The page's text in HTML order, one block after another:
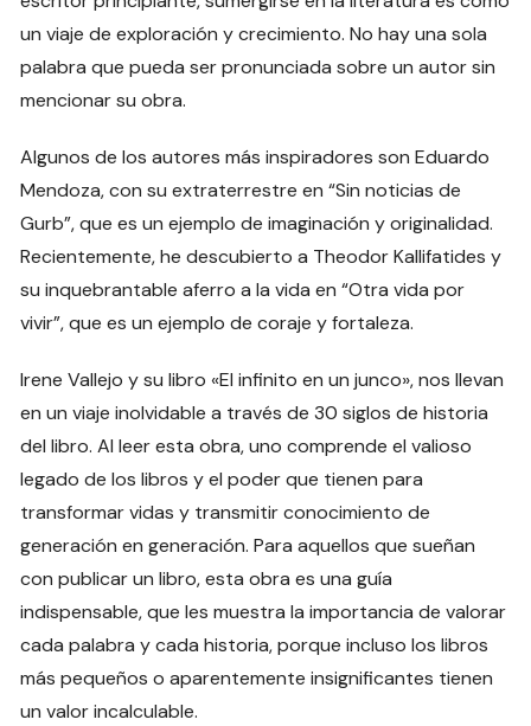
un viaje de exploración y crecimiento. No hay una sola
palabra que pueda ser pronunciada sobre un autor sin
mencionar su obra.
Algunos de los autores más inspiradores son Eduardo
Mendoza, con su extraterrestre en “Sin noticias de
Gurb”, que es un ejemplo de imaginación y originalidad.
Recientemente, he descubierto a Theodor Kallifatides y
su inquebrantable aferro a la vida en “Otra vida por
vivir”, que es un ejemplo de coraje y fortaleza.
Irene Vallejo y su libro «El infinito en un junco», nos llevan
en un viaje inolvidable a través de 30 siglos de historia
del libro. Al leer esta obra, uno comprende el valioso
legado de los libros y el poder que tienen para
transformar vidas y transmitir conocimiento de
generación en generación. Para aquellos que sueñan
con publicar un libro, esta obra es una guía
indispensable, que les muestra la importancia de valorar
cada palabra y cada historia, porque incluso los libros
más pequeños o aparentemente insignificantes tienen
un valor incalculable.